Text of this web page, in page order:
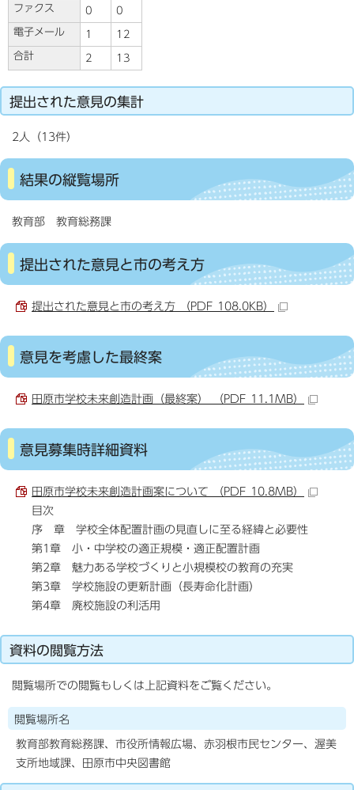
ファクス 0 0
電子メール 1 12
合計 2 13
提出された意見の集計
2人（13件）
結果の縦覧場所
教育部 教育総務課
提出された意見と市の考え方
提出された意見と市の考え方 （PDF 108.0KB）
意見を考慮した最終案
田原市学校未来創造計画（最終案） （PDF 11.1MB）
意見募集時詳細資料
田原市学校未来創造計画案について （PDF 10.8MB）
目次
序 章 学校全体配置計画の見直しに至る経緯と必要性
第1章 小・中学校の適正規模・適正配置計画
第2章 魅力ある学校づくりと小規模校の教育の充実
第3章 学校施設の更新計画（長寿命化計画）
第4章 廃校施設の利活用
資料の閲覧方法
閲覧場所での閲覧もしくは上記資料をご覧ください。
閲覧場所名
教育部教育総務課、市役所情報広場、赤羽根市民センター、渥美
支所地域課、田原市中央図書館